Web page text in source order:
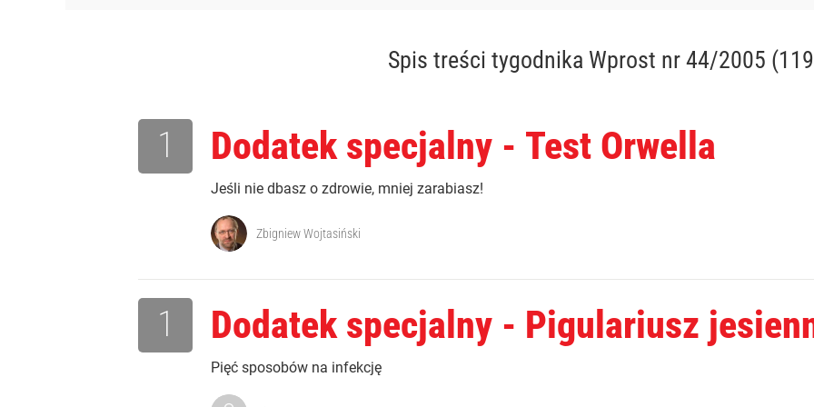
Spis treści tygodnika Wprost nr 44/2005
Dodatek specjalny - Test Orwella
Jeśli nie dbasz o zdrowie, mniej zarabiasz!
1
Zbigniew Wojtasiński
Dodatek specjalny - Pigulariusz
Pięć sposobów na infekcję
1